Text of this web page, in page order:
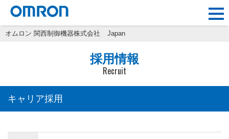
オムロン 関西制御機器株式会社 Japan
採用情報
Recruit
キャリア採用